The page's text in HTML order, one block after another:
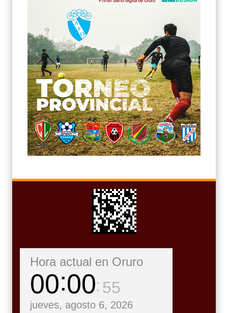
Hora actual en Oruro
00 00 57
jueves, agosto 6, 2026